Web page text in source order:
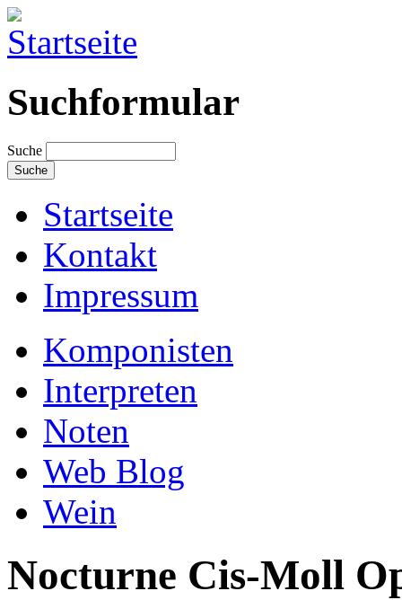
Suchformular
Suche
Startseite
Kontakt
Impressum
Komponisten
Interpreten
Noten
Web Blog
Wein
Nocturne Cis-Moll